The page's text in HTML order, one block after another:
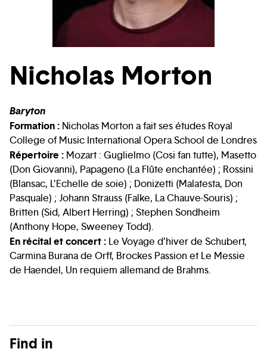
Nicholas Morton
Baryton
Formation : Nicholas Morton a fait ses études Royal
College of Music International Opera School de Londres
Répertoire : Mozart : Guglielmo (Cosi fan tutte), Masetto
(Don Giovanni), Papageno (La Flûte enchantée) ; Rossini
(Blansac, L’Echelle de soie) ; Donizetti (Malatesta, Don
Pasquale) ; Johann Strauss (Falke, La Chauve-Souris) ;
Britten (Sid, Albert Herring) ; Stephen Sondheim
(Anthony Hope, Sweeney Todd).
En récital et concert : Le Voyage d’hiver de Schubert,
Carmina Burana de Orff, Brockes Passion et Le Messie
de Haendel, Un requiem allemand de Brahms.
Find in